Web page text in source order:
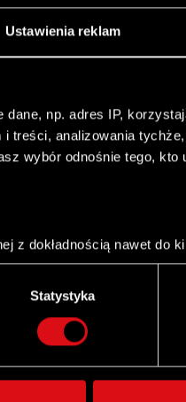
Ustawienia reklam
dane, np. adres IP,
treści, analizowania
wybór odnośnie tego, kto
z dokładnością nawet do
je zbiory
oraz ustaw
swoją zgodę w
aby oferować funkcje
Statystyka